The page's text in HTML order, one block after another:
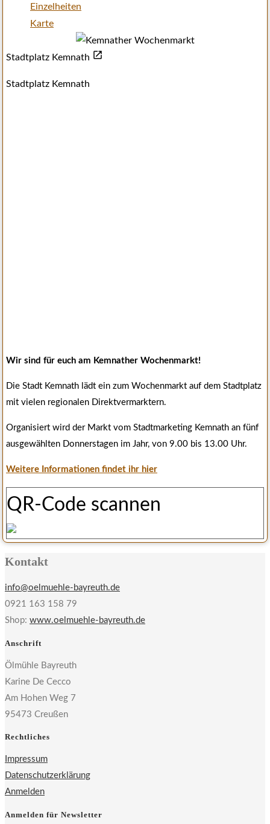
Einzelheiten
Karte
Stadtplatz Kemnath
Stadtplatz Kemnath
Wir sind für euch am Kemnather Wochenmarkt!
Die Stadt Kemnath lädt ein zum Wochenmarkt auf dem Stadtplatz
mit vielen regionalen Direktvermarktern.
Organisiert wird der Markt vom Stadtmarketing Kemnath an fünf
ausgewählten Donnerstagen im Jahr, von 9.00 bis 13.00 Uhr.
Weitere Informationen findet ihr hier
QR-Code scannen
Kontakt
info@oelmuehle-bayreuth.de
0921 163 158 79
Shop: www.oelmuehle-bayreuth.de
Anschrift
Ölmühle Bayreuth
Karine De Cecco
Am Hohen Weg 7
95473 Creußen
Rechtliches
Impressum
Datenschutzerklärung
Anmelden
Anmelden für Newsletter